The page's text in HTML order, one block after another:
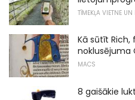
TĪMEKĻA VIETNE UN
Kā sūtīt
noklusējuma
MACS
8 gaišākie